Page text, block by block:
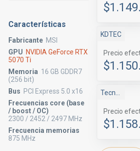
Características
Fabricante MSI
GPU NVIDIA GeForce RTX
5070 Ti
Memoria 16 GB GDDR7
(256 bit)
Bus PCI Express 5.0 x16
Frecuencias core (base
/ boost / OC)
2300 / 2452 / 2497 MHz
Frecuencia memorias
875 MHz
KDTEC
Precio
Precio